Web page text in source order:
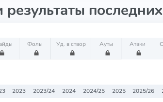
Фолы Уд. в створ Ауты Атаки
2023 2023/24 2024 2024/25 2025 2025/26